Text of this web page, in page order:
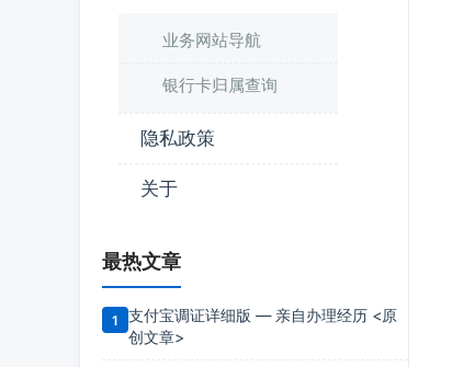
业务网站导航
银行卡归属查询
隐私政策
关于
最热文章
支付宝调证详细版 — 亲自办理经历 <原
创文章>